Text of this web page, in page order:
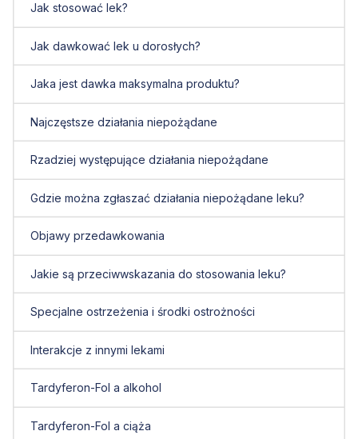
Jak stosować lek?
Jak dawkować lek u dorosłych?
Jaka jest dawka maksymalna produktu?
Najczęstsze działania niepożądane
Rzadziej występujące działania niepożądane
Gdzie można zgłaszać działania niepożądane leku?
Objawy przedawkowania
Jakie są przeciwwskazania do stosowania leku?
Specjalne ostrzeżenia i środki ostrożności
Interakcje z innymi lekami
Tardyferon-Fol a alkohol
Tardyferon-Fol a ciąża